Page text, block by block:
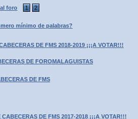
foro 1 2
mínimo de palabras?
DE FMS 2018-2019 ¡¡¡A VOTAR!!!
DE FOROMALAGUISTAS
DE FMS
DE FMS 2017-2018 ¡¡¡A VOTAR!!!